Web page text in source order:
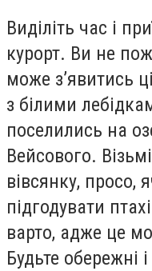
Виділіть час і
курорт. Ви не
може з’явитись
з білими
поселились на
Вейсового.
вівсянку, просо,
підгодувати
варто, адже це
Будьте обережні